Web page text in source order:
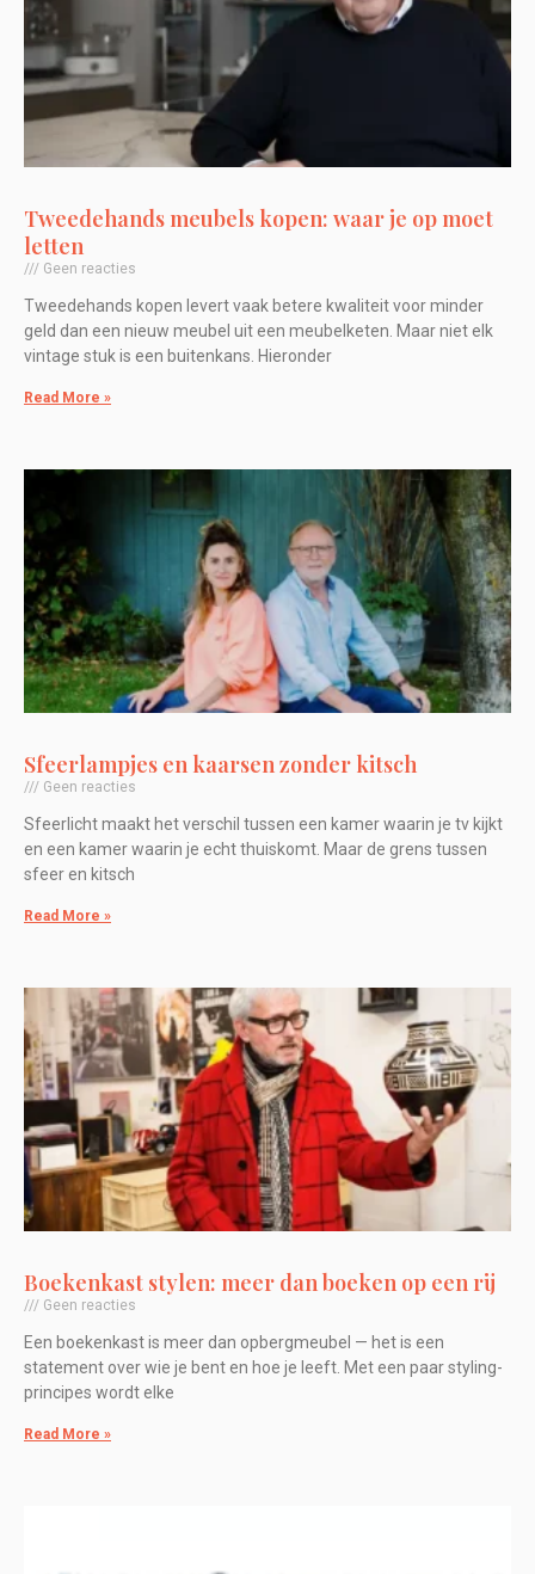
Tweedehands meubels kopen: waar je op moet
letten
Geen reacties
Tweedehands kopen levert vaak betere kwaliteit voor minder
geld dan een nieuw meubel uit een meubelketen. Maar niet elk
vintage stuk is een buitenkans. Hieronder
Read More »
Sfeerlampjes en kaarsen zonder kitsch
Geen reacties
Sfeerlicht maakt het verschil tussen een kamer waarin je tv kijkt
en een kamer waarin je echt thuiskomt. Maar de grens tussen
sfeer en kitsch
Read More »
Boekenkast stylen: meer dan boeken op een rij
Geen reacties
Een boekenkast is meer dan opbergmeubel — het is een
statement over wie je bent en hoe je leeft. Met een paar styling-
principes wordt elke
Read More »